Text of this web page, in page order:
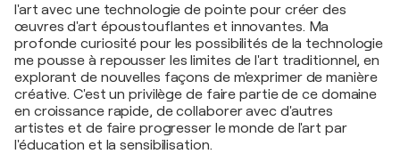
l'art avec une technologie de pointe pour créer des
œuvres d'art époustouflantes et innovantes. Ma
profonde curiosité pour les possibilités de la technologie
me pousse à repousser les limites de l'art traditionnel, en
explorant de nouvelles façons de m'exprimer de manière
créative. C'est un privilège de faire partie de ce domaine
en croissance rapide, de collaborer avec d'autres
artistes et de faire progresser le monde de l'art par
l'éducation et la sensibilisation.